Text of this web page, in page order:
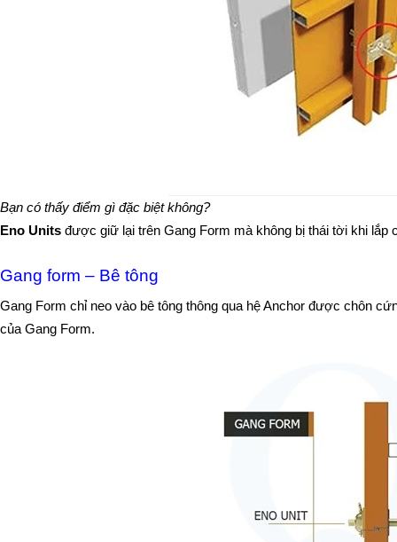
Bạn có thấy điểm gì đặc biệt không?
Eno Units được giữ lại trên Gang Form mà không bị thái tời khi lắp
Gang form – Bê tông
Gang Form chỉ neo vào bê tông thông qua hệ Anchor được chôn
của Gang Form.